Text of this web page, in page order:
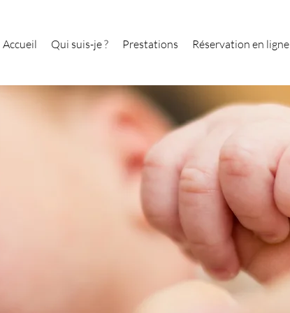
Accueil Qui suis-je ? Prestations Réservation en ligne